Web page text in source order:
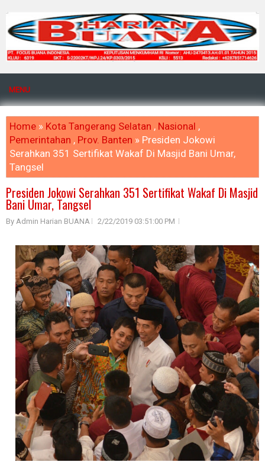
MENU
Home » Kota Tangerang Selatan , Nasional ,
Pemerintahan , Prov. Banten » Presiden Jokowi
Serahkan 351 Sertifikat Wakaf Di Masjid Bani Umar,
Tangsel
Presiden Jokowi Serahkan 351 Sertifikat Wakaf Di Masjid
Bani Umar, Tangsel
By Admin Harian BUANA 2/22/2019 03:51:00 PM